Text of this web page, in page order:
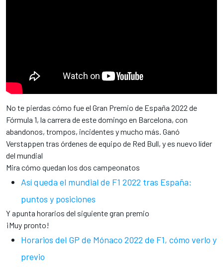
No te pierdas cómo fue el Gran Premio de España 2022 de
Fórmula 1, la carrera de este domingo en Barcelona, con
abandonos, trompos, incidentes y mucho más. Ganó
Verstappen tras órdenes de equipo de Red Bull, y es nuevo líder
del mundial
Mira cómo quedan los dos campeonatos
Así queda el mundial de F1 2022 tras España:
puntos y posiciones
Y apunta horarios del siguiente gran premio
¡Muy pronto!
Horarios del GP de Mónaco 2022 de F1, cómo verlo y
previo